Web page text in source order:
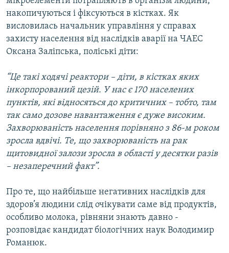
накопичуються і фіксуються в кістках. Як
висловилась начальник управління у справах
захисту населення від наслідків аварії на ЧАЕС
Оксана Заліпська, поліські діти:
“Це такі ходячі реактори – діти, в кістках яких
інкорпорований цезій. У нас є 170 населених
пунктів, які відносяться до критичних – тобто, там
так само дозове навантаження є дуже високим.
Захворюваність населення порівняно з 86-м роком
зросла вдвічі. Те, що захворюваність на рак
щитовидної залози зросла в області у десятки разів
– незаперечний факт”.
Про те, що найбільше негативних наслідків для
здоров’я людини слід очікувати саме від продуктів,
особливо молока, рівняни знають давно -
розповідає кандидат біологічних наук Володимир
Романюк.